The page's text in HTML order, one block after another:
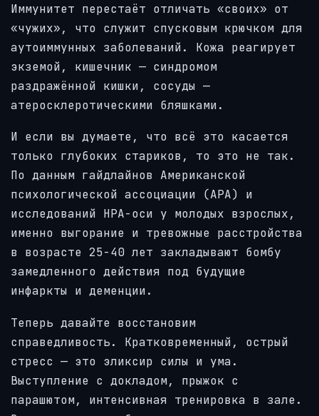
Иммунитет перестаёт отличать «своих» от
«чужих», что служит спусковым крючком для
аутоиммунных заболеваний. Кожа реагирует
экземой, кишечник — синдромом
раздражённой кишки, сосуды —
атеросклеротическими бляшками.
И если вы думаете, что всё это касается
только глубоких стариков, то это не так.
По данным гайдлайнов Американской
психологической ассоциации (APA) и
исследований HPA-оси у молодых взрослых,
именно выгорание и тревожные расстройства
в возрасте 25-40 лет закладывают бомбу
замедленного действия под будущие
инфаркты и деменции.
Теперь давайте восстановим
справедливость. Кратковременный, острый
стресс — это эликсир силы и ума.
Выступление с докладом, прыжок с
парашютом, интенсивная тренировка в зале.